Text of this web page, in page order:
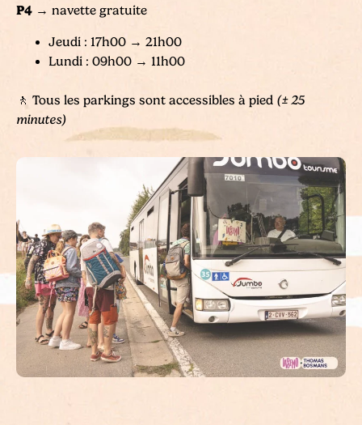
P4 → navette gratuite
Jeudi : 17h00 → 21h00
Lundi : 09h00 → 11h00
🚶 Tous les parkings sont accessibles à pied (± 25
minutes)